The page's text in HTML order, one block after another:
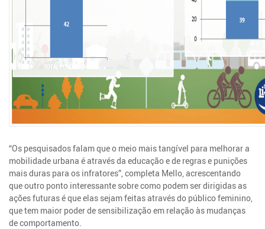
“Os pesquisados falam que o meio mais tangível para melhorar a
mobilidade urbana é através da educação e de regras e punições
mais duras para os infratores”, completa Mello, acrescentando
que outro ponto interessante sobre como podem ser dirigidas as
ações futuras é que elas sejam feitas através do público feminino,
que tem maior poder de sensibilização em relação às mudanças
de comportamento.